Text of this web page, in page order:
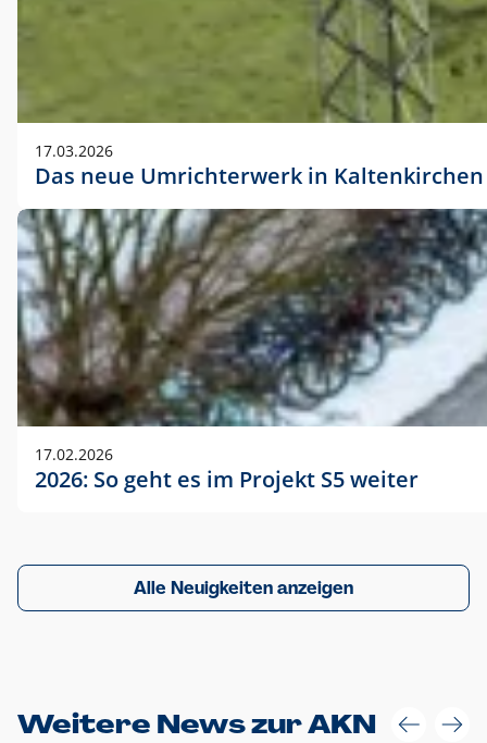
17.03.2026
Das neue Umrichterwerk in Kaltenkirchen
17.02.2026
2026: So geht es im Projekt S5 weiter
Alle Neuigkeiten anzeigen
Weitere News zur AKN